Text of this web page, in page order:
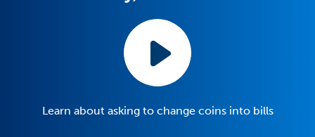
Learn about asking to change coins into bills